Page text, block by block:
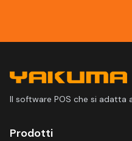
Il software POS che si adatta
Prodotti